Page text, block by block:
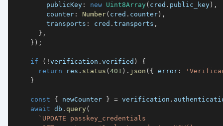
        publicKey
: new Uint8Array ( cred . public_key) ,
        counter
: Number( cred . counter) ,
        transports
: cred . transports ,
} ,
} ) ;
if ( ! verification . verified )
{
return res . status (401 ) . json ( { error :
}
const { newCounter } = verification .
await db . query(
`